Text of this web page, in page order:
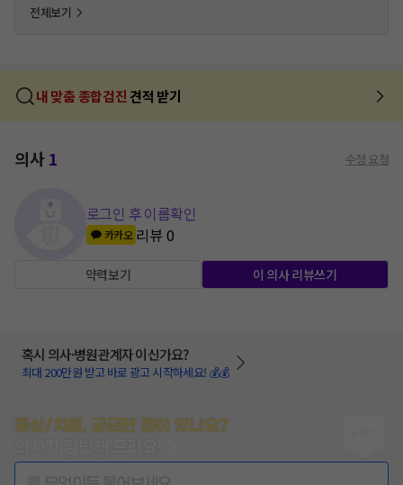
전체보기
내 맞춤 종합검진 견적 받기
의사1 수정 요청
로그인 후 이름확인
카카오 리뷰0
약력보기 이 의사 리뷰쓰기
혹시 의사·병원관계자 이신가요?
최대 200만원 받고 바로 광고 시작하세요! 💰💰
증상/치료, 궁금한 점이 있나요?